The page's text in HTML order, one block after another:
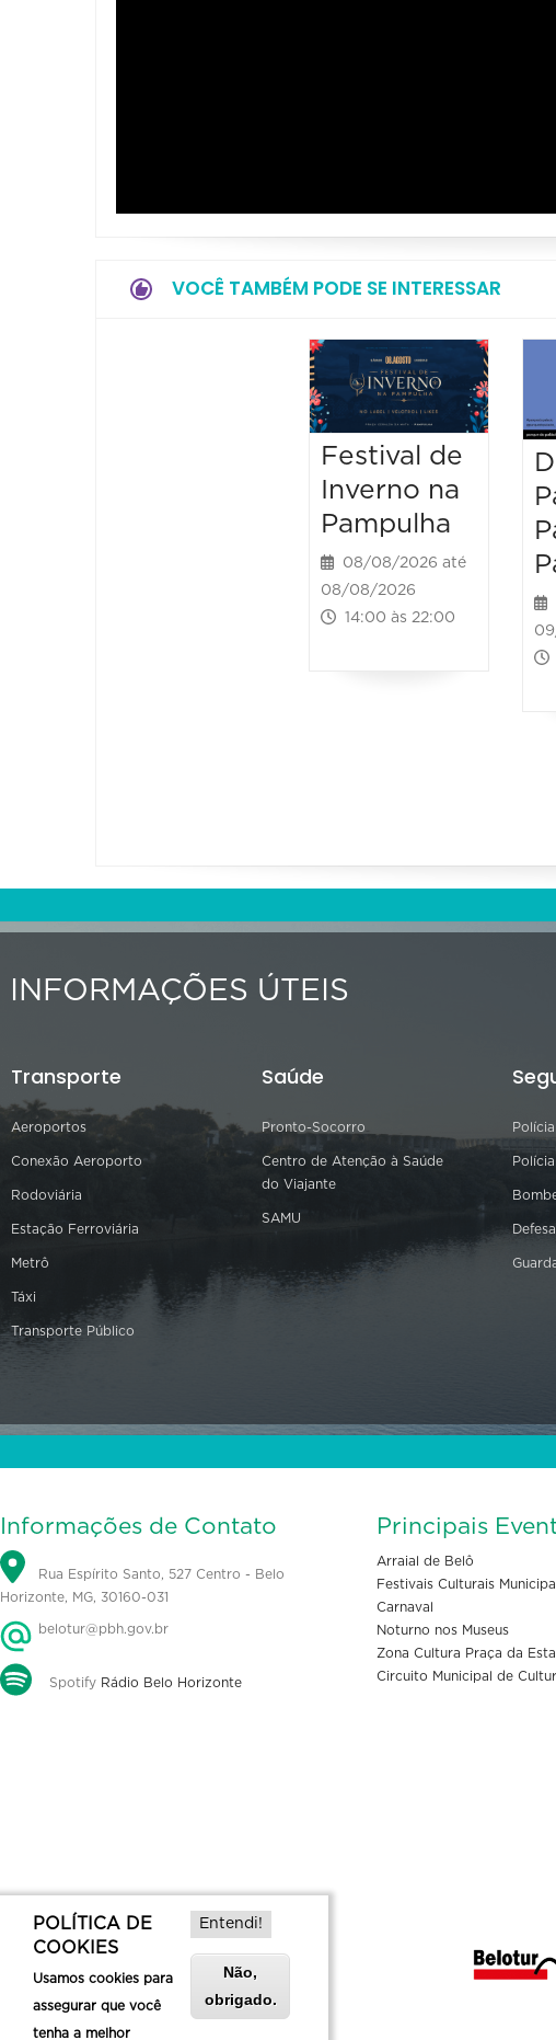
VOCÊ TAMBÉM PODE SE INTERESSAR
Festival de
Inverno na
Pampulha
08/08/2026 até
08/08/2026
14:00 às 22:00
INFORMAÇÕES ÚTEIS
Transporte
Aeroportos
Conexão Aeroporto
Rodoviária
Estação Ferroviária
Metrô
Táxi
Transporte Público
Saúde
Pronto-Socorro
Centro de Atenção à Saúde
do Viajante
SAMU
Informações de Contato
Rua Espírito Santo, 527 Centro - Belo
Horizonte, MG, 30160-031
belotur@pbh.gov.br
Spotify Rádio Belo Horizonte
Principais
Arraial de Belô
Festivais Culturais
Carnaval
Noturno nos Museus
Zona Cultura Praça da
Circuito Municipal de
POLÍTICA DE
COOKIES
Usamos cookies para
assegurar que você
tenha a melhor
Entendi!
Não,
obrigado.